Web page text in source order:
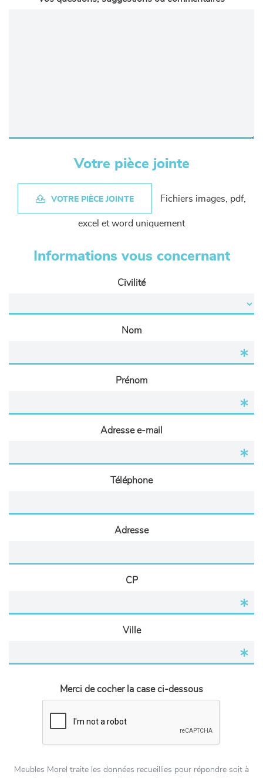
Votre pièce jointe
VOTRE PIÈCE JOINTE Fichiers images, pdf,
excel et word uniquement
Informations vous concernant
Civilité
Nom
Prénom
Adresse e-mail
Téléphone
Adresse
CP
Ville
Merci de cocher la case ci-dessous
Meubles Morel traite les données recueillies pour répondre soit à